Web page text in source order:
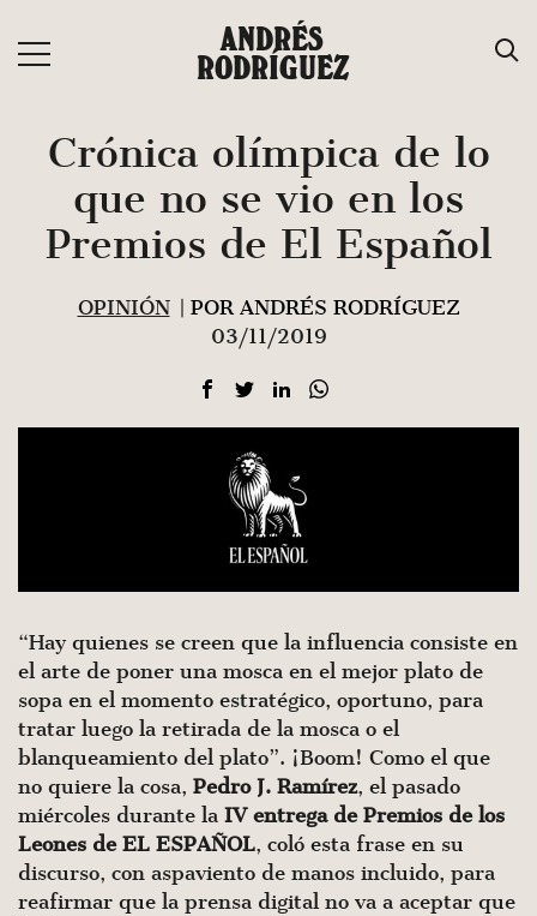
contenido
ANDRÉS
RODRÍGUEZ
Crónica olímpica de lo
que no se vio en los
Premios de El Español
OPINIÓN
| POR ANDRÉS RODRÍGUEZ
03/11/2019
“Hay quienes se creen que la influencia consiste en
el arte de poner una mosca en el mejor plato de
sopa en el momento estratégico, oportuno, para
tratar luego la retirada de la mosca o el
blanqueamiento del plato”. ¡Boom! Como el que
no quiere la cosa, Pedro J. Ramírez, el pasado
miércoles durante la IV entrega de Premios de los
Leones de EL ESPAÑOL, coló esta frase en su
discurso, con aspaviento de manos incluido, para
reafirmar que la prensa digital no va a aceptar que